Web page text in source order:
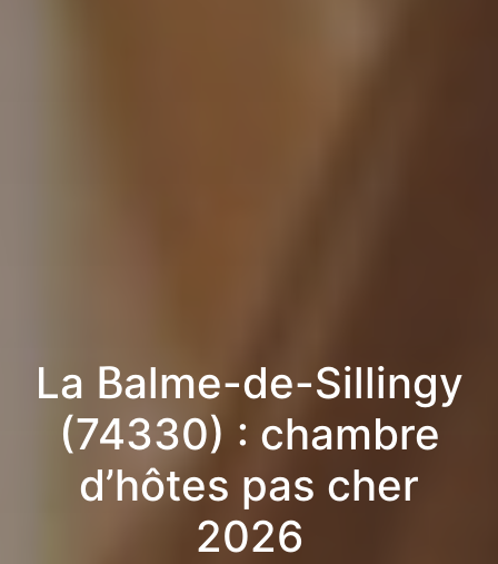
La Balme-de-Sillingy
(74330) : chambre
d’hôtes pas cher
2026